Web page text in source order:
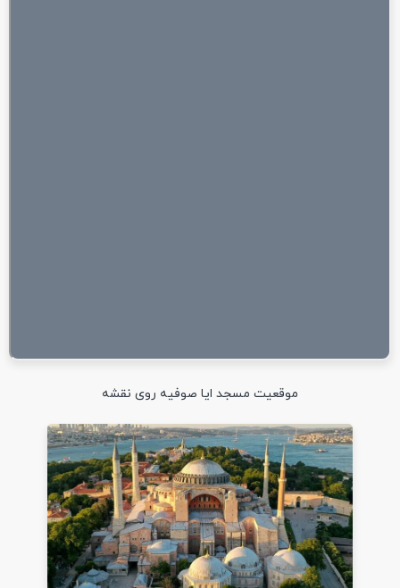
موقعیت مسجد ایا صوفیه روی نقشه